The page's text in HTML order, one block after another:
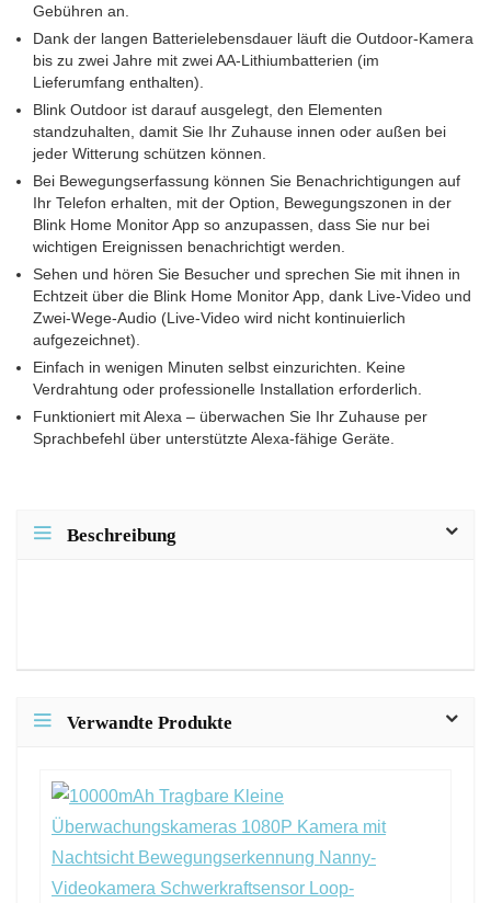
Gebühren an.
Dank der langen Batterielebensdauer läuft die Outdoor-Kamera
bis zu zwei Jahre mit zwei AA-Lithiumbatterien (im
Lieferumfang enthalten).
Blink Outdoor ist darauf ausgelegt, den Elementen
standzuhalten, damit Sie Ihr Zuhause innen oder außen bei
jeder Witterung schützen können.
Bei Bewegungserfassung können Sie Benachrichtigungen auf
Ihr Telefon erhalten, mit der Option, Bewegungszonen in der
Blink Home Monitor App so anzupassen, dass Sie nur bei
wichtigen Ereignissen benachrichtigt werden.
Sehen und hören Sie Besucher und sprechen Sie mit ihnen in
Echtzeit über die Blink Home Monitor App, dank Live-Video und
Zwei-Wege-Audio (Live-Video wird nicht kontinuierlich
aufgezeichnet).
Einfach in wenigen Minuten selbst einzurichten. Keine
Verdrahtung oder professionelle Installation erforderlich.
Funktioniert mit Alexa – überwachen Sie Ihr Zuhause per
Sprachbefehl über unterstützte Alexa-fähige Geräte.
Beschreibung
Verwandte Produkte